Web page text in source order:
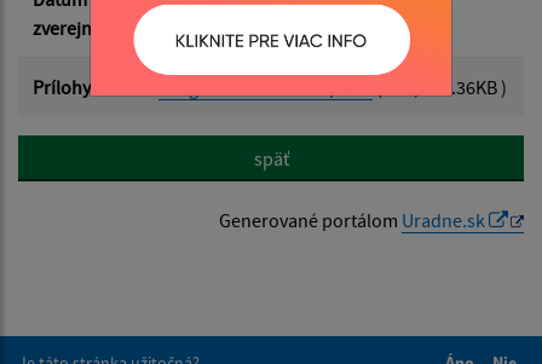
zverejnenia
Prílohy (PDF, 280.36KB )
späť
Generované portálom Uradne.sk